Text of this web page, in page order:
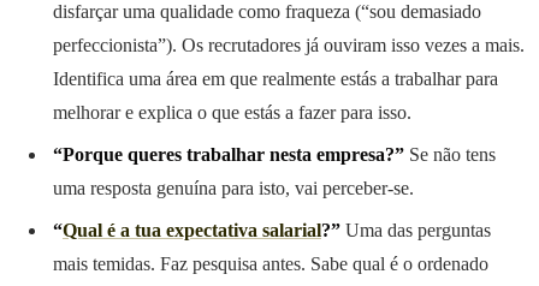
disfarçar uma qualidade como fraqueza (“sou demasiado
perfeccionista”). Os recrutadores já ouviram isso vezes a mais.
Identifica uma área em que realmente estás a trabalhar para
melhorar e explica o que estás a fazer para isso.
“Porque queres trabalhar nesta empresa?” Se não tens
uma resposta genuína para isto, vai perceber-se.
“Qual é a tua expectativa salarial?” Uma das perguntas
mais temidas. Faz pesquisa antes. Sabe qual é o ordenado